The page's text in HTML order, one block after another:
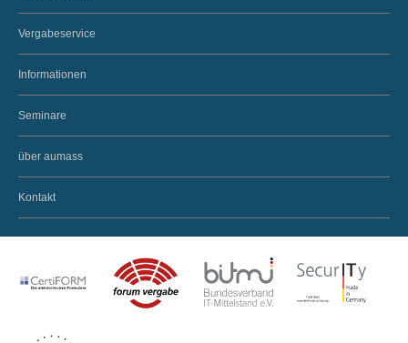
Vergabeservice
Informationen
Seminare
über aumass
Kontakt